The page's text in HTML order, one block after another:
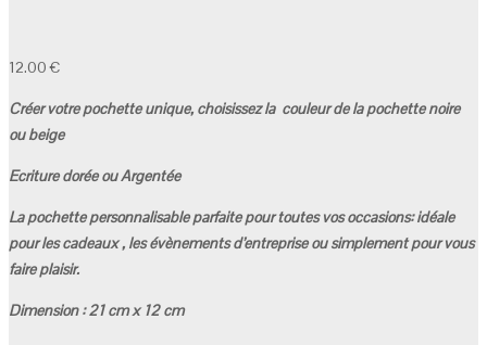
12.00€
Créer votre pochette unique, choisissez la couleur de la pochette noire
ou beige
Ecriture dorée ou Argentée
La pochette personnalisable parfaite pour toutes vos occasions: idéale
pour les cadeaux , les évènements d’entreprise ou simplement pour vous
faire plaisir.
Dimension : 21 cm x 12 cm